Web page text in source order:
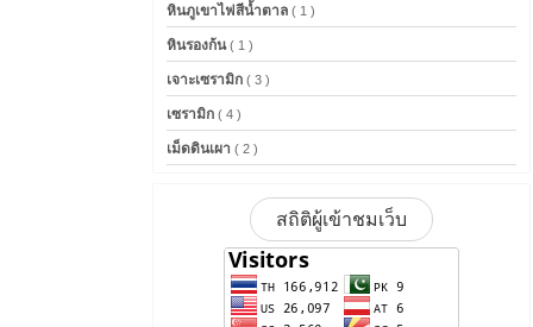
หินภูเขาไฟสีน้ำตาล ( 1 )
หินรองก้น( 1 )
เจาะเซรามิก ( 3 )
เซรามิก ( 4 )
เม็ดดินเผา ( 2 )
สถิติผู้เข้าชมเว็บ